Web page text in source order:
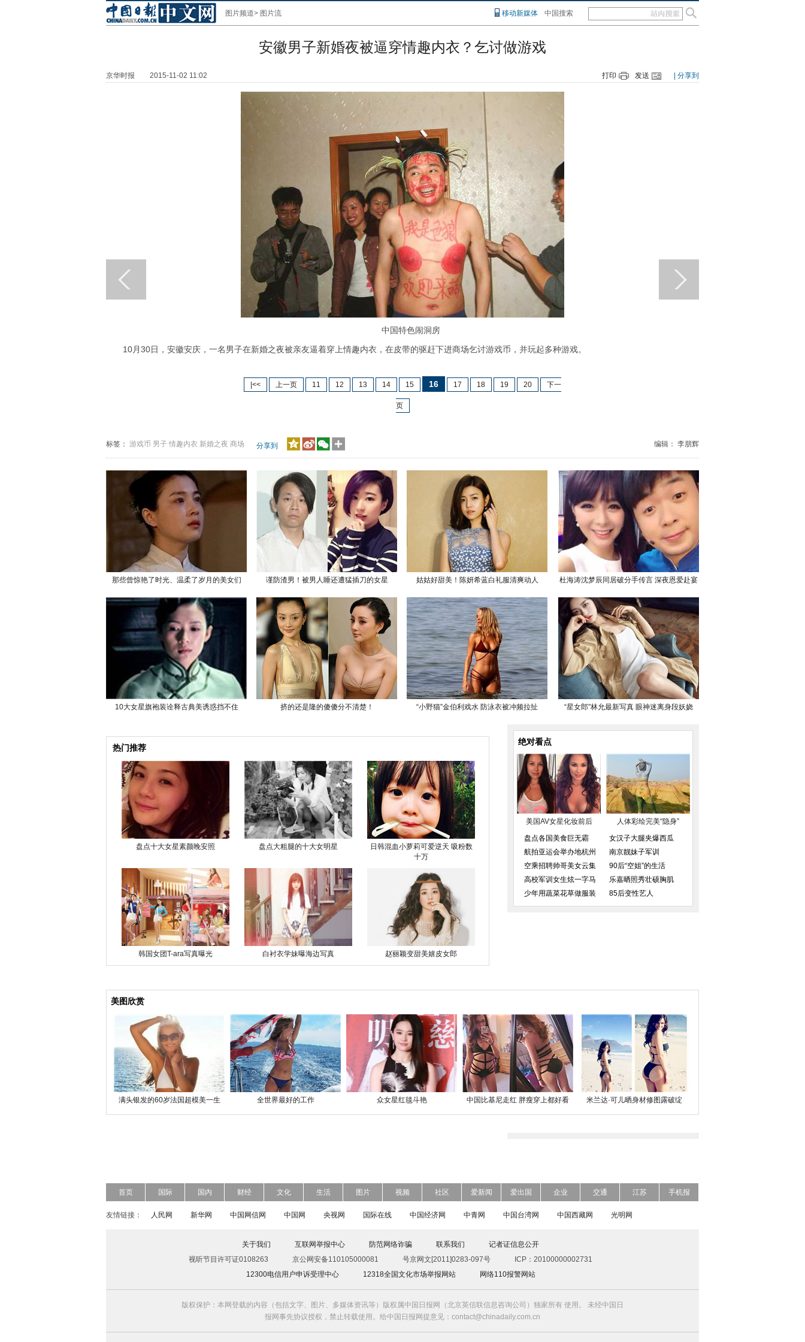
图片频道> 图片流 移动新媒体 中国搜索
安徽男子新婚夜被逼穿情趣内衣？乞讨做游戏
京华时报 2015-11-02 11:02 打印 发送 | 分享到
中国特色闹洞房
10月30日，安徽安庆，一名男子在新婚之夜被亲友逼着穿上情趣内衣，在皮带的驱赶下进商场乞讨游戏币，并玩起多种游戏。
|<< 上一页 11 12 13 14 15 16 17 18 19 20 下一
页
标签： 游戏币 男子 情趣内衣 新婚之夜 商场 分享到 编辑： 李朋辉
那些曾惊艳了时光、温柔了岁月的美女们
10大女星旗袍装诠释古典美诱惑挡不住
谨防渣男！被男人睡还遭猛插刀的女星
挤的还是隆的傻傻分不清楚！
姑姑好甜美！陈妍希蓝白礼服清爽动人
“小野猫”金伯利戏水 防泳衣被冲频拉扯
杜海涛沈梦辰同居破分手传言 深夜恩爱赴宴
“星女郎”林允最新写真 眼神迷离身段妖娆
热门推荐
盘点十大女星素颜晚安照 盘点大粗腿的十大女明星
日韩混血小萝莉可爱逆天 吸粉数
十万
韩国女团T-ara写真曝光 白衬衣学妹曝海边写真 赵丽颖变甜美嬉皮女郎
绝对看点
美国AV女星化妆前后
人体彩绘完美“隐身”
盘点各国美食巨无霸
航拍亚运会举办地杭州
空乘招聘帅哥美女云集
高校军训女生炫一字马
少年用蔬菜花草做服装
女汉子大腿夹爆西瓜
南京靓妹子军训
90后“空姐”的生活
乐嘉晒照秀壮硕胸肌
85后变性艺人
美图欣赏
满头银发的60岁法国超模美一生 全世界最好的工作 众女星红毯斗艳 中国比基尼走红 胖瘦穿上都好看 米兰达·可儿晒身材修图露破绽
首页 国际 国内 财经 文化 生活 图片 视频 社区 爱新闻 爱出国 企业 交通 江苏 手机报
友情链接： 人民网 新华网 中国网信网 中国网 央视网 国际在线 中国经济网 中青网 中国台湾网 中国西藏网 光明网
关于我们 互联网举报中心 防范网络诈骗 联系我们
记者证信息公开
视听节目许可证0108263
京公网安备110105000081 号京网文[2011]0283-097号
ICP：20100000002731
12300电信用户申诉受理中心
12318全国文化市场举报网站 网络110报警网站
版权保护：本网登载的内容（包括文字、图片、多媒体资讯等）版权属中国日报网（北京英信联信息咨询公司）独家所有 使用。 未经中国日
报网事先协议授权，禁止转载使用。给中国日报网提意见：contact@chinadaily.com.cn